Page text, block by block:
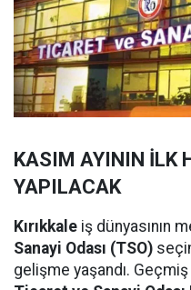
KASIM AYININ İLK
YAPILACAK
Kırıkkale iş dünyasının
Sanayi Odası (TSO)
gelişme yaşandı.